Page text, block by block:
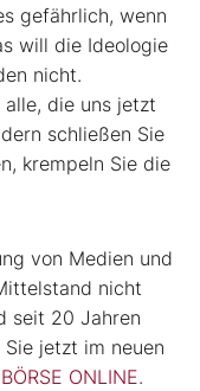
gefährlich, wenn
will die Ideologie
nicht.
die uns jetzt
schließen Sie
krempeln Sie die
von Medien und
nicht
seit 20 Jahren
jetzt im neuen
ONLINE.